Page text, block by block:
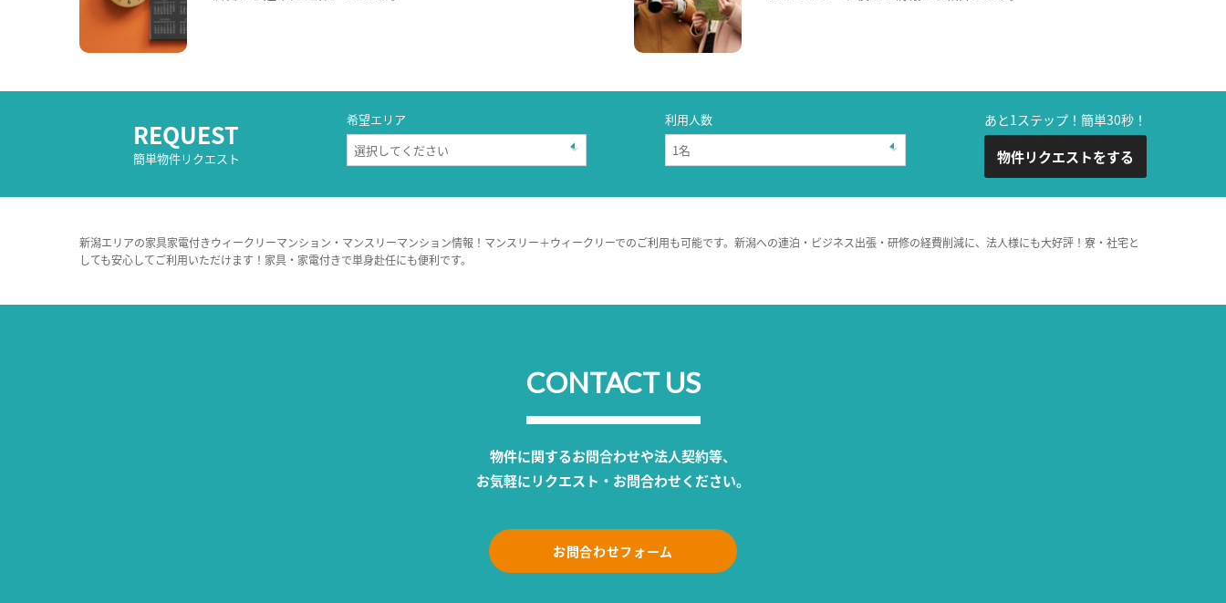
REQUEST
簡単物件リクエスト
希望エリア 利用人数 あと1ステップ！簡単30秒！
物件リクエストをする
新潟エリアの家具家電付きウィークリーマンション・マンスリーマンション情報！マンスリー＋ウィークリーでのご利用も可能です。新潟への連泊・ビジネス出張・研修の経費削減に、法人様にも大好評！寮・社宅と
しても安心してご利用いただけます！家具・家電付きで単身赴任にも便利です。
CONTACT US
物件に関するお問合わせや法人契約等、
お気軽にリクエスト・お問合わせください。
お問合わせフォーム